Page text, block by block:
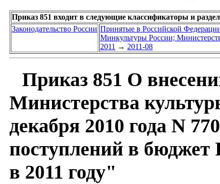
Приказ 851 входит в следующие классификаторы и
Законодательство России Принятые в Российской
Минкультуры России;
2011 → 2011-08
Приказ 851 О
Министерства
декабря 2010 года N
поступлений в бюджет
в 2011 году"